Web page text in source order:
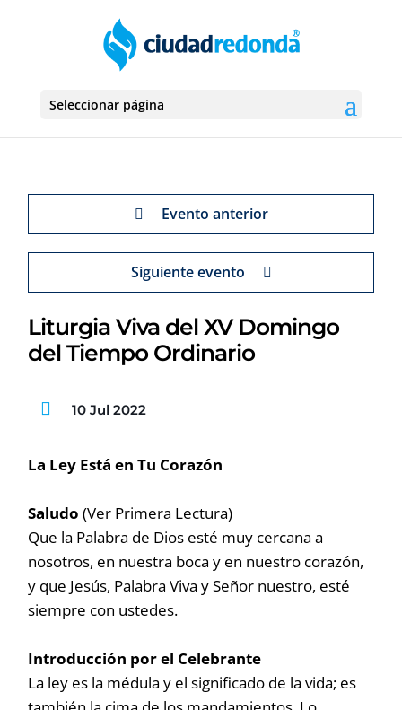
Seleccionar página
Evento anterior
Siguiente evento
Liturgia Viva del XV Domingo
del Tiempo Ordinario
10 Jul 2022
La Ley Está en Tu Corazón
Saludo (Ver Primera Lectura)
Que la Palabra de Dios esté muy cercana a
nosotros, en nuestra boca y en nuestro corazón,
y que Jesús, Palabra Viva y Señor nuestro, esté
siempre con ustedes.
Introducción por el Celebrante
La ley es la médula y el significado de la vida; es